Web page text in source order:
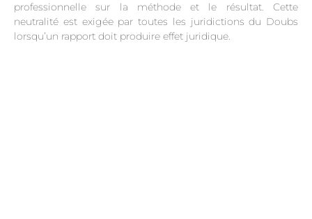
professionnelle sur la méthode et le résultat. Cette
neutralité est exigée par toutes les juridictions du Doubs
lorsqu’un rapport doit produire effet juridique.